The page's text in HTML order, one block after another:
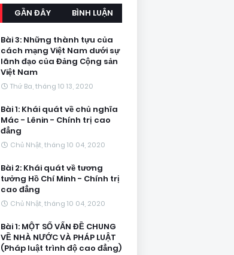
GẦN ĐÂY BÌNH LUẬN
Bài 3: Những thành tựu của
cách mạng Việt Nam dưới sự
lãnh đạo của Đảng Cộng sản
Việt Nam
Thứ Ba, tháng 10 13, 2020
Bài 1: Khái quát về chủ nghĩa
Mác - Lênin - Chính trị cao
đẳng
Chủ Nhật, tháng 10 04, 2020
Bài 2: Khái quát về tương
tưởng Hồ Chí Minh - Chính trị
cao đẳng
Chủ Nhật, tháng 10 04, 2020
Bài 1: MỘT SỐ VẤN ĐỀ CHUNG
VỀ NHÀ NƯỚC VÀ PHÁP LUẬT
(Pháp luật trình độ cao đẳng)